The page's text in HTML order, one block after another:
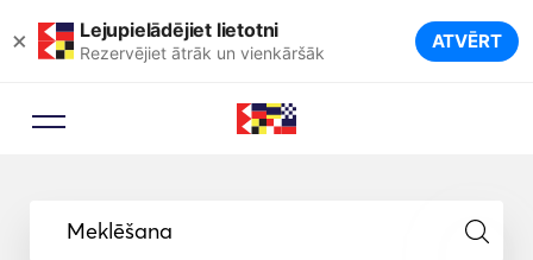
× Lejupielādējiet lietotni
Rezervējiet ātrāk un vienkāršāk ATVĒRT
Meklēšana